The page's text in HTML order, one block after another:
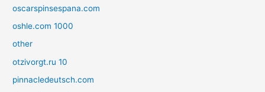
oscarspinsespana.com
oshle.com 1000
other
otzivorgt.ru 10
pinnacledeutsch.com